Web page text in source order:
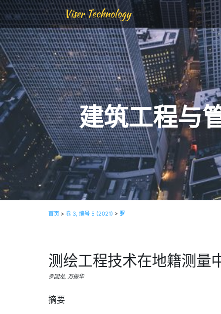
Viser Technology
建筑工程与
首页 > 卷 3, 编号 5 (2021) > 罗
测绘工程技术在地籍测量
罗国龙, 万振华
摘要